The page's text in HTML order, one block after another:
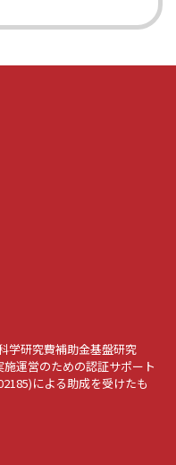
学研究費補助金基盤研究
施運営のための認証サポート
による助成を受けたも